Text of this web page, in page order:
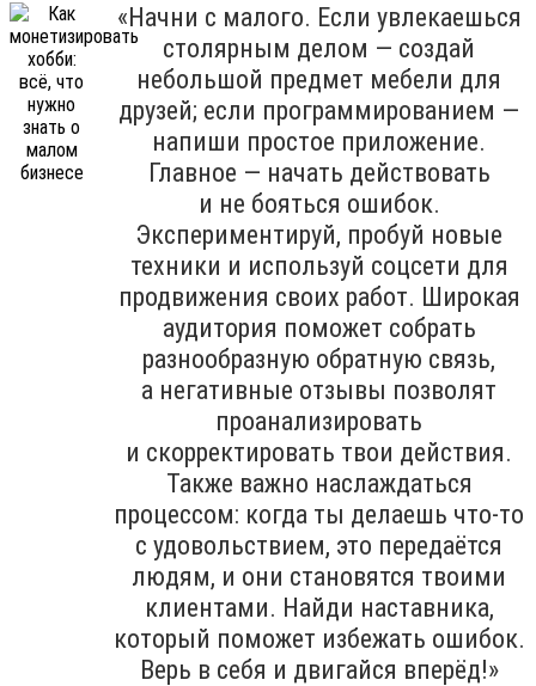
«Начни с малого. Если увлекаешься
столярным делом — создай
небольшой предмет мебели для
друзей; если программированием —
напиши простое приложение.
Главное — начать действовать
и не бояться ошибок.
Экспериментируй, пробуй новые
техники и используй соцсети для
продвижения своих работ. Широкая
аудитория поможет собрать
разнообразную обратную связь,
а негативные отзывы позволят
проанализировать
и скорректировать твои действия.
Также важно наслаждаться
процессом: когда ты делаешь что-то
с удовольствием, это передаётся
людям, и они становятся твоими
клиентами. Найди наставника,
который поможет избежать ошибок.
Верь в себя и двигайся вперёд!»